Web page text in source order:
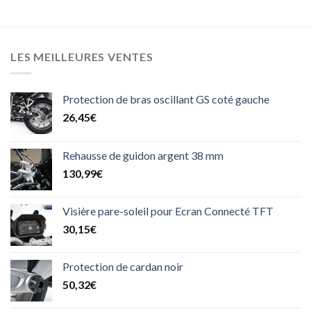
LES MEILLEURES VENTES
Protection de bras oscillant GS coté gauche
26,45€
Rehausse de guidon argent 38 mm
130,99€
Visière pare-soleil pour Ecran Connecté TFT
30,15€
Protection de cardan noir
50,32€